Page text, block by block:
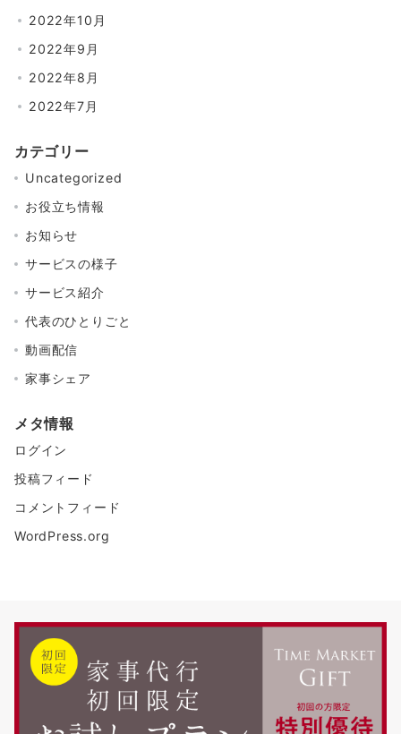
2022年10月
2022年9月
2022年8月
2022年7月
カテゴリー
Uncategorized
お役立ち情報
お知らせ
サービスの様子
サービス紹介
代表のひとりごと
動画配信
家事シェア
メタ情報
ログイン
投稿フィード
コメントフィード
WordPress.org